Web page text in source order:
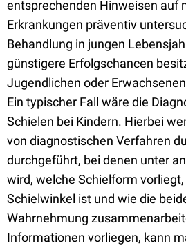
entsprechenden Hinweisen auf
Erkrankungen präventiv
Behandlung in jungen
günstigere Erfolgschancen
Jugendlichen oder
Ein typischer Fall wäre die
Schielen bei Kindern. Hierbei
von diagnostischen Verfahren
durchgeführt, bei denen unter
wird, welche Schielform
Schielwinkel ist und wie die
Wahrnehmung
Informationen vorliegen, kann